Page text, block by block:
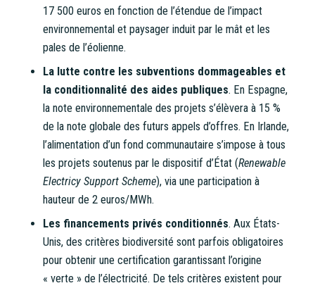
17 500 euros en fonction de l’étendue de l’impact
environnemental et paysager induit par le mât et les
pales de l’éolienne.
La lutte contre les subventions dommageables et
la conditionnalité des aides publiques. En Espagne,
la note environnementale des projets s’élèvera à 15 %
de la note globale des futurs appels d’offres. En Irlande,
l’alimentation d’un fond communautaire s’impose à tous
les projets soutenus par le dispositif d’État (Renewable
Electricy Support Scheme), via une participation à
hauteur de 2 euros/MWh.
Les financements privés conditionnés. Aux États-
Unis, des critères biodiversité sont parfois obligatoires
pour obtenir une certification garantissant l’origine
« verte » de l’électricité. De tels critères existent pour
La souscription à Énergie Partagée comporte un risque de
perte totale ou partielle du capital investi. Pour bien
appréhender ces risques et le modèle d’investissement
d’Énergie Partagée, nous vous invitons à consulter le
document d’information synthétique (DIS).
NB : si vous souscrivez en tant que personne morale
(société, …), votre souscription peut être soumise à
validation par nos instances avant d’être effective.
Un problème, une question ?Consultez notre FAQou
contactez-nous.
CONTINUER VERS COOPHUB